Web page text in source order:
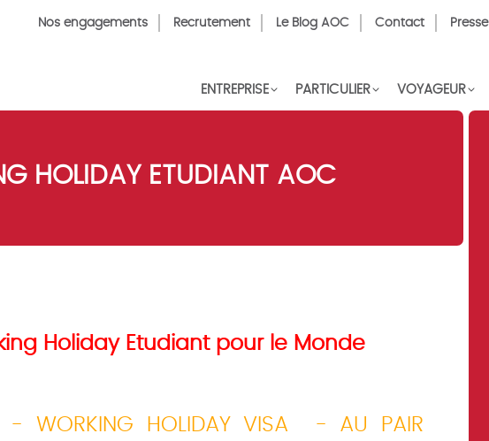
Top
Nos engagements Recrutement Le Blog AOC Contact Presse
ENTREPRISE PARTICULIER VOYAGEUR
HOLIDAY ETUDIANT AOC
Holiday Etudiant pour le Monde
- WORKING HOLIDAY VISA - AU PAIR